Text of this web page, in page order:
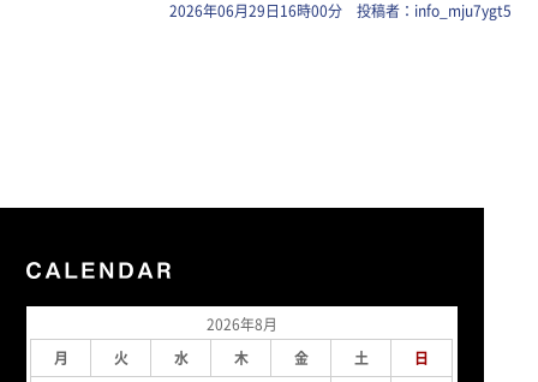
2026年06月29日16時00分 投稿者：info_mju7ygt5
2026年8月
月
火 水 木 金 土
日